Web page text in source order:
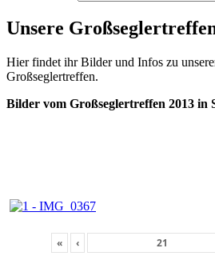
Unsere
Hier findet ihr Bilder und Infos zu
Großseglertreffen.
Bilder vom Großseglertreffen 2013 in
« ‹